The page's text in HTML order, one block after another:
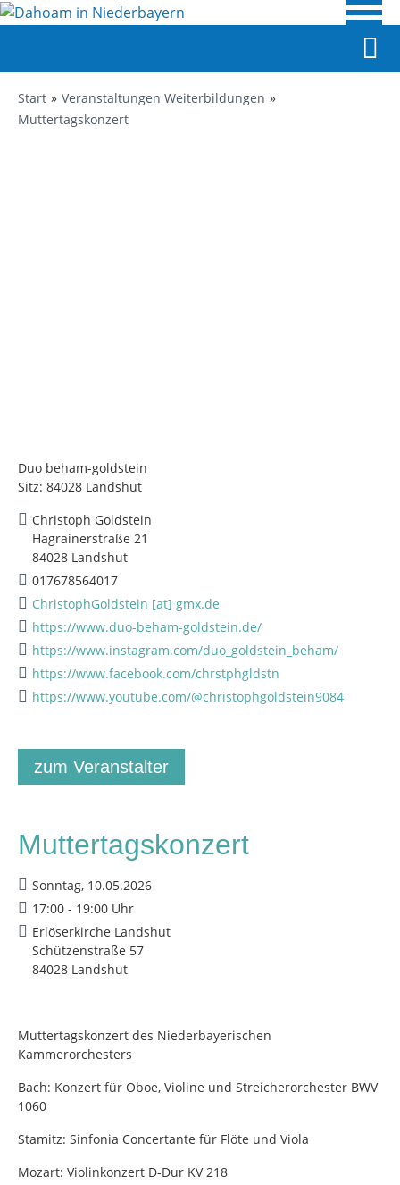
Start
Veranstaltungen Weiterbildungen
Muttertagskonzert
Duo beham-goldstein
Sitz: 84028 Landshut
Christoph Goldstein
Hagrainerstraße 21
84028 Landshut
017678564017
ChristophGoldstein [at] gmx.de
https://www.duo-beham-goldstein.de/
https://www.instagram.com/duo_goldstein_beham/
https://www.facebook.com/chrstphgldstn
https://www.youtube.com/@christophgoldstein9084
zum Veranstalter
Muttertagskonzert
Sonntag, 10.05.2026
17:00 - 19:00 Uhr
Erlöserkirche Landshut
Schützenstraße 57
84028 Landshut
Muttertagskonzert des Niederbayerischen
Kammerorchesters
Bach: Konzert für Oboe, Violine und Streicherorchester BWV
1060
Stamitz: Sinfonia Concertante für Flöte und Viola
Mozart: Violinkonzert D-Dur KV 218